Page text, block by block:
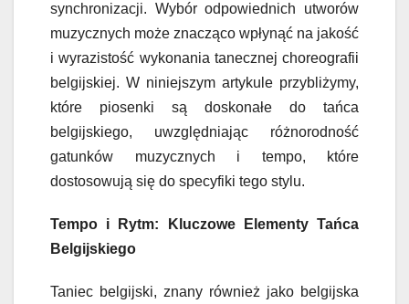
synchronizacji. Wybór odpowiednich utworów
muzycznych może znacząco wpłynąć na jakość
i wyrazistość wykonania tanecznej choreografii
belgijskiej. W niniejszym artykule przybliżymy,
które piosenki są doskonałe do tańca
belgijskiego, uwzględniając różnorodność
gatunków muzycznych i tempo, które
dostosowują się do specyfiki tego stylu.
Tempo i Rytm: Kluczowe Elementy Tańca
Belgijskiego
Taniec belgijski, znany również jako belgijska